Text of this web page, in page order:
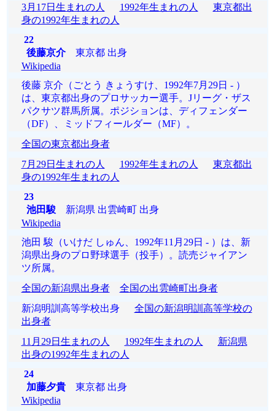
3月17日生まれの人
1992年生まれの人
東京都出
身の1992年生まれの人
22
後藤京介東京都 出身
Wikipedia
後藤 京介（ごとう きょうすけ、1992年7月29日 - ）
は、東京都出身のプロサッカー選手。Jリーグ・ザス
パクサツ群馬所属。ポジションは、ディフェンダー
（DF）、ミッドフィールダー（MF）。
全国の東京都出身者
7月29日生まれの人
1992年生まれの人
東京都出
身の1992年生まれの人
23
池田駿新潟県 出雲崎町 出身
Wikipedia
池田 駿（いけだ しゅん、1992年11月29日 - ）は、新
潟県出身のプロ野球選手（投手）。読売ジャイアン
ツ所属。
全国の新潟県出身者
全国の出雲崎町出身者
新潟明訓高等学校出身 全国の新潟明訓高等学校の
出身者
11月29日生まれの人
1992年生まれの人
新潟県
出身の1992年生まれの人
24
加藤夕貴東京都 出身
Wikipedia